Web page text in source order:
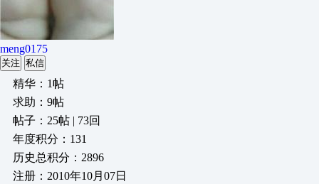
meng0175
关注 私信
精华：1帖
求助：9帖
帖子：25帖 | 73回
年度积分：131
历史总积分：2896
注册：2010年10月07日